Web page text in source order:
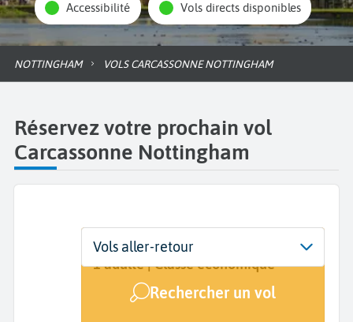
Accessibilité Vols directs disponibles
NOTTINGHAM VOLS CARCASSONNE NOTTINGHAM
Réservez votre prochain vol
Carcassonne Nottingham
Départ
Carcassonne (CCF)
Dates
Dates de votre voyage
Voyageurs | Classe
1 adulte | Classe économique
Rechercher un vol
Vols aller-retour